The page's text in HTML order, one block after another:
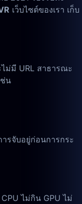
เว็บไซต์ของเรา เก็บ
ม่มี URL สาธารณะ
น
รจับอยู่ก่อนการกระ
ไม่กิน GPU ไม่